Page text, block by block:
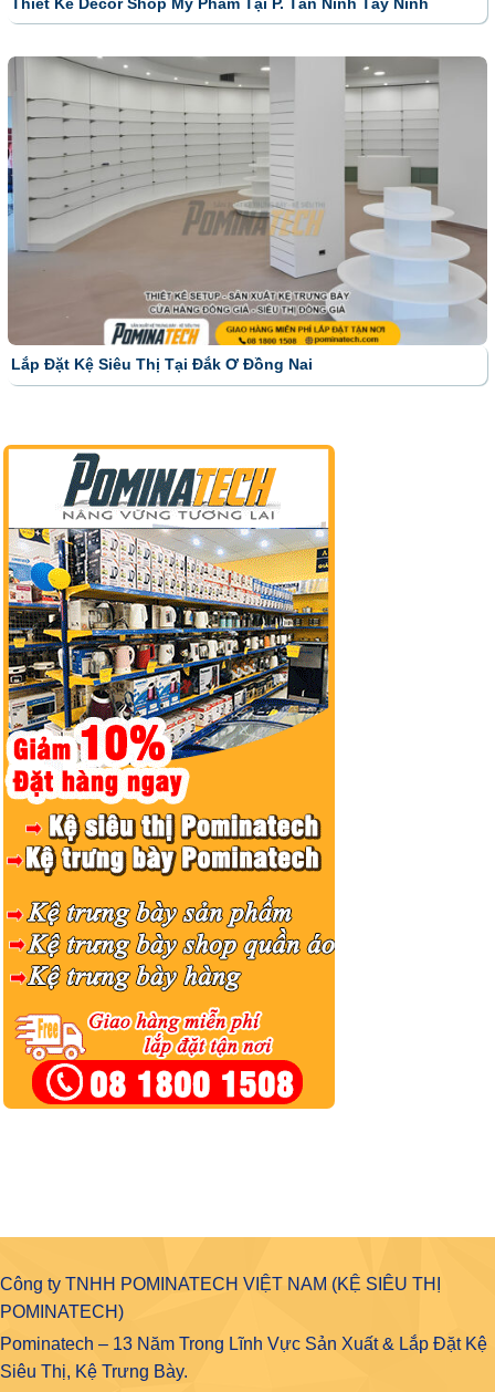
Thiết Kế Decor Shop Mỹ Phẩm Tại P. Tân Ninh Tây Ninh
Lắp Đặt Kệ Siêu Thị Tại Đắk Ơ Đồng Nai
Công ty TNHH POMINATECH VIỆT NAM (KỆ SIÊU THỊ
POMINATECH)
Pominatech – 13 Năm Trong Lĩnh Vực Sản Xuất & Lắp Đặt Kệ
Siêu Thị, Kệ Trưng Bày.